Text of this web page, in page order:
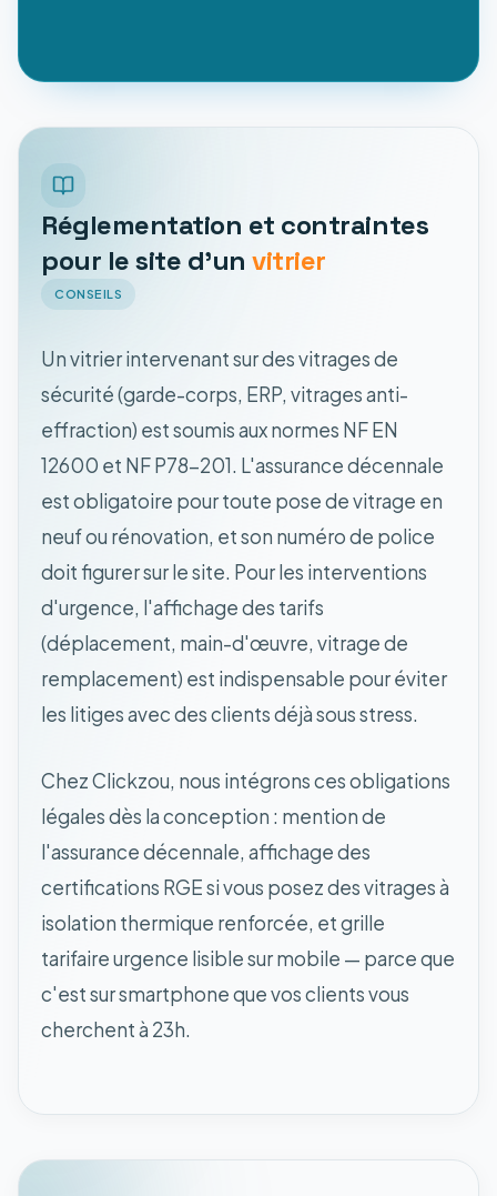
Réglementation et contraintes
pour le site d'un vitrier
CONSEILS
Un vitrier intervenant sur des vitrages de
sécurité (garde-corps, ERP, vitrages anti-
effraction) est soumis aux normes NF EN
12600 et NF P78-201. L'assurance décennale
est obligatoire pour toute pose de vitrage en
neuf ou rénovation, et son numéro de police
doit figurer sur le site. Pour les interventions
d'urgence, l'affichage des tarifs
(déplacement, main-d'œuvre, vitrage de
remplacement) est indispensable pour éviter
les litiges avec des clients déjà sous stress.
Chez Clickzou, nous intégrons ces obligations
légales dès la conception : mention de
l'assurance décennale, affichage des
certifications RGE si vous posez des vitrages à
isolation thermique renforcée, et grille
tarifaire urgence lisible sur mobile — parce que
c'est sur smartphone que vos clients vous
cherchent à 23h.